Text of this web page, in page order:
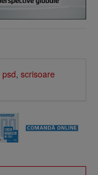
psd, scrisoare